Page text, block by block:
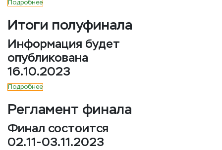
Подробнее
Итоги полуфинала
Информация будет
опубликована
16.10.2023
Подробнее
Регламент финала
Финал состоится
02.11-03.11.2023